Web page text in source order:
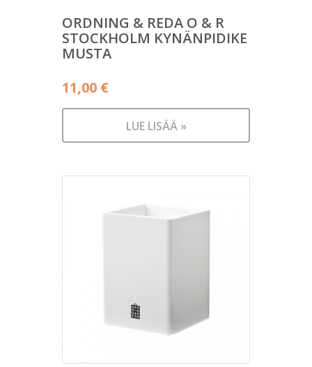
ORDNING & REDA O & R
STOCKHOLM KYNÄNPIDIKE
MUSTA
11,00 €
LUE LISÄÄ »